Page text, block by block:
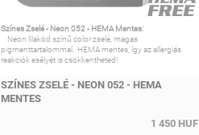
Színes Zselé - Neon 052 - HEMA Mentes:
Neon lilaköd színű color zselé, magas
pigmenttartalommal. HEMA mentes, így az allergiás
reakciók esélyét is csökkentheted!
SZÍNES ZSELÉ - NEON 052 - HEMA
MENTES
1 450 HUF